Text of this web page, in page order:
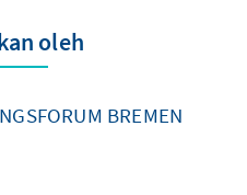
oleh
BREMEN